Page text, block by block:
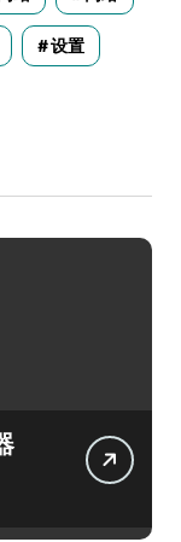
设置